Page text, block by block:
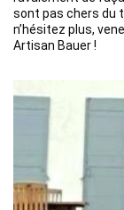
sont pas chers du
n’hésitez plus,
Artisan Bauer !